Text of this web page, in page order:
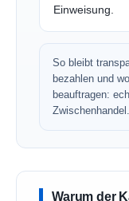
Einweisung.
So bleibt
bezahlen und
beauftragen:
Zwischenhandel.
Warum der